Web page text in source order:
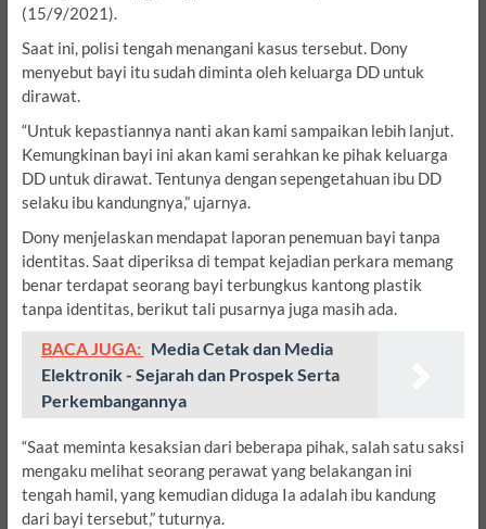
(15/9/2021).
Saat ini, polisi tengah menangani kasus tersebut. Dony
menyebut bayi itu sudah diminta oleh keluarga DD untuk
dirawat.
“Untuk kepastiannya nanti akan kami sampaikan lebih lanjut.
Kemungkinan bayi ini akan kami serahkan ke pihak keluarga
DD untuk dirawat. Tentunya dengan sepengetahuan ibu DD
selaku ibu kandungnya,” ujarnya.
Dony menjelaskan mendapat laporan penemuan bayi tanpa
identitas. Saat diperiksa di tempat kejadian perkara memang
benar terdapat seorang bayi terbungkus kantong plastik
tanpa identitas, berikut tali pusarnya juga masih ada.
BACA JUGA: Media Cetak dan Media
Elektronik - Sejarah dan Prospek Serta
Perkembangannya
“Saat meminta kesaksian dari beberapa pihak, salah satu saksi
mengaku melihat seorang perawat yang belakangan ini
tengah hamil, yang kemudian diduga Ia adalah ibu kandung
dari bayi tersebut,” tuturnya.